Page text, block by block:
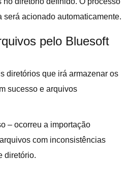
será acionado automaticamente.
pelo Bluesoft
diretórios que irá armazenar os
sucesso e arquivos
– ocorreu a importação
com inconsistências
diretório.